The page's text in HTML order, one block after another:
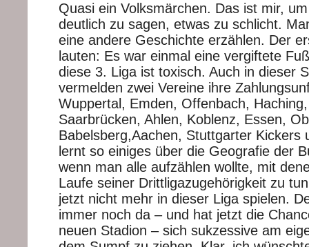
Quasi ein Volksmärchen. Das ist mir,
deutlich zu sagen, etwas zu schlicht.
eine andere Geschichte erzählen. Der
lauten: Es war einmal eine vergiftete
diese 3. Liga ist toxisch. Auch in dieser
vermelden zwei Vereine ihre
Wuppertal, Emden, Offenbach,
Saarbrücken, Ahlen, Koblenz, Essen,
Babelsberg,Aachen, Stuttgarter Kickers
lernt so einiges über die Geografie der
wenn man alle aufzählen wollte, mit
Laufe seiner Drittligazugehörigkeit zu
jetzt nicht mehr in dieser Liga spielen.
immer noch da – und hat jetzt die
neuen Stadion – sich sukzessive am